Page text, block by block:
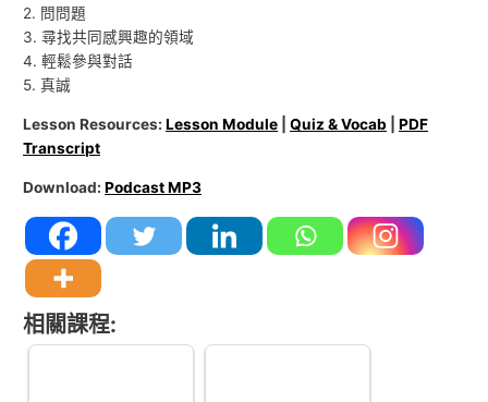
2. 問問題
3. 尋找共同感興趣的領域
4. 輕鬆參與對話
5. 真誠
Lesson Resources:Lesson Module |Quiz & Vocab |PDF
Transcript
Download:Podcast MP3
相關課程: